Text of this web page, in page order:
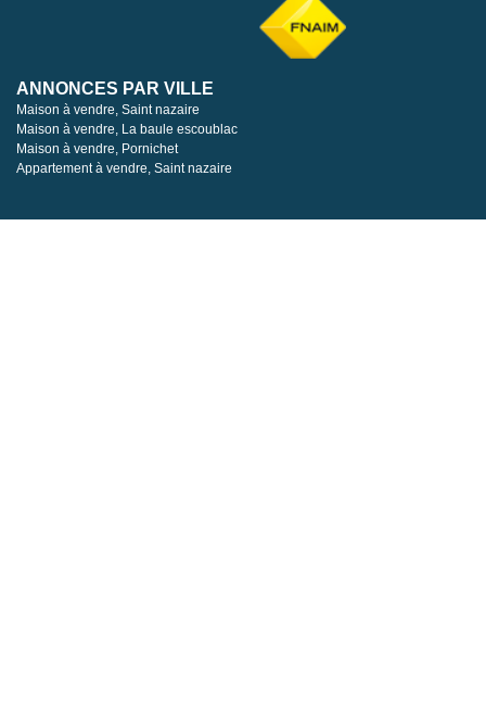
ANNONCES PAR VILLE
Maison à vendre, Saint nazaire
Maison à vendre, La baule escoublac
Maison à vendre, Pornichet
Appartement à vendre, Saint nazaire